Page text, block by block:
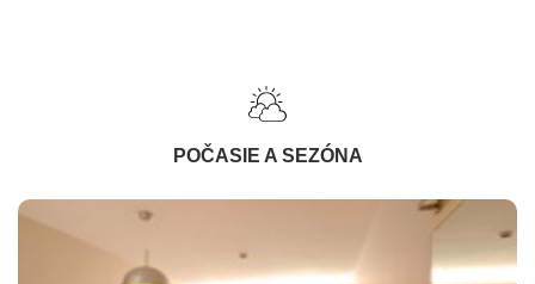
POČASIE A SEZÓNA